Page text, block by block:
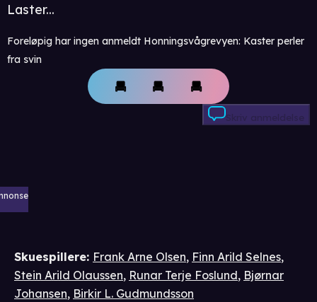
Laster...
Foreløpig har ingen anmeldt Honningsvågrevyen: Kaster perler
fra svin
Skriv anmeldelse
Skuespillere: Frank Arne Olsen, Finn Arild Selnes,
Stein Arild Olaussen, Runar Terje Foslund, Bjørnar
Johansen, Birkir L. Gudmundsson